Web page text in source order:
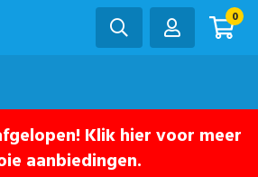
0
Klik hier voor meer
aanbiedingen.